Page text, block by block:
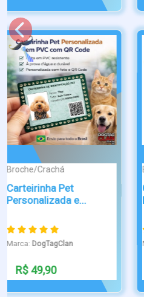
CLASSIC
Dog Tag - Venci o
Covid-19
Marca:DogTagClan
R$ 29,90